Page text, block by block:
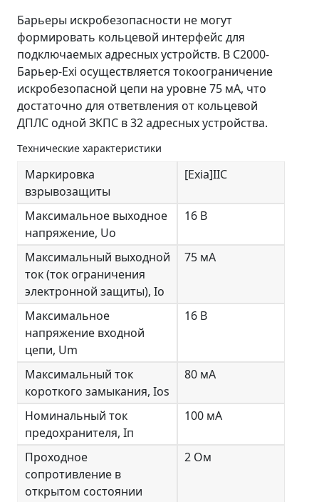
Барьеры искробезопасности не могут
формировать кольцевой интерфейс для
подключаемых адресных устройств. В С2000-
Барьер-Exi осуществляется токоограничение
искробезопасной цепи на уровне 75 мА, что
достаточно для ответвления от кольцевой
ДПЛС одной ЗКПС в 32 адресных устройства.
Технические характеристики
Маркировка
взрывозащиты
[Exia]IIC
Максимальное выходное
напряжение, Uo
16 В
Максимальный выходной
ток (ток ограничения
электронной защиты), Io
75 мА
Максимальное
напряжение входной
цепи, Um
16 В
Максимальный ток
короткого замыкания, Ios
80 мА
Номинальный ток
предохранителя, Iп
100 мА
Проходное
сопротивление в
открытом состоянии
2 Ом